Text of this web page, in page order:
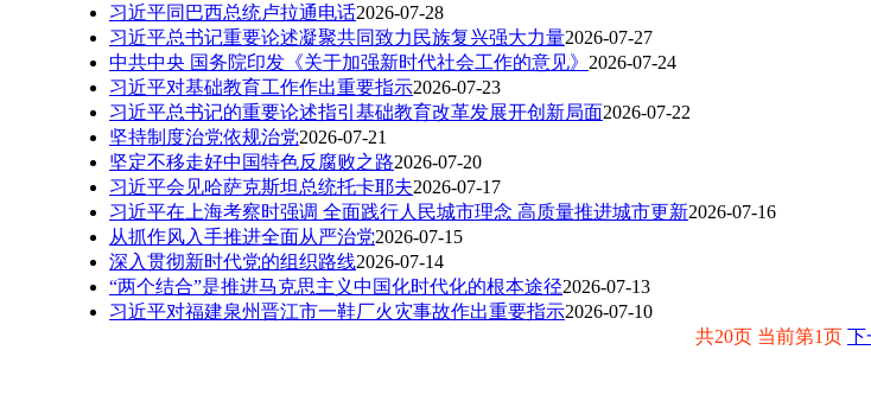
习近平同巴西总统卢拉通电话2026-07-28
习近平总书记重要论述凝聚共同致力民族复兴强大力量2026-07-27
中共中央 国务院印发《关于加强新时代社会工作的意见》 2026-07-24
习近平对基础教育工作作出重要指示2026-07-23
习近平总书记的重要论述指引基础教育改革发展开创新局面2026-07-22
坚持制度治党依规治党2026-07-21
坚定不移走好中国特色反腐败之路2026-07-20
习近平会见哈萨克斯坦总统托卡耶夫2026-07-17
习近平在上海考察时强调 全面践行人民城市理念 高质量推进城市更新2026-07-16
从抓作风入手推进全面从严治党2026-07-15
深入贯彻新时代党的组织路线2026-07-14
“两个结合”是推进马克思主义中国化时代化的根本途径2026-07-13
习近平对福建泉州晋江市一鞋厂火灾事故作出重要指示2026-07-10
共20页 当前第1页 下